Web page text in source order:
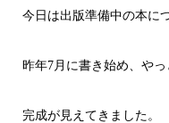
今日は出版準備中の本に
昨年7月に書き始め、やっ
完成が見えてきました。